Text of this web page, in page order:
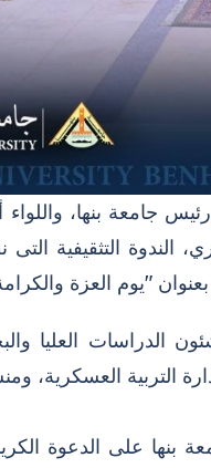
جامعة بنها،
التثقيفية التى
الدراسات العليا
التربية العسكرية،
بنها على الدعوة